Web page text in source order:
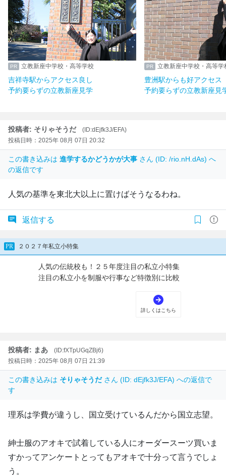
立教新座中学校・高等学校
吉祥寺駅からアクセス良し
予約要らずの立教新座見学
立教新座中学校・高等学
豊洲駅からも好アクセス
予約要らずの立教新座見
投稿者: そりゃそうだ
(ID:dEjfk3J/EFA)
投稿日時：2025年 08月 07日 20:32
この書き込みは 進学するかどうかが大事 さん (ID: /rio.nH.dAs) へ
の返信です
人気の基準を東北大以上に置けばそうなるわね。
返信する
投稿者: まあ
(ID:fXTpUGqZBj6)
投稿日時：2025年 08月 07日 21:39
この書き込みは そりゃそうだ さん (ID: dEjfk3J/EFA) への返信で
す
理系は学費が違うし、国立受けているんだから国立志望。
紳士服のアオキで試着している人にオーダースーツ買いま
すかってアンケートとってもアオキで十分って言うでしょ
う。